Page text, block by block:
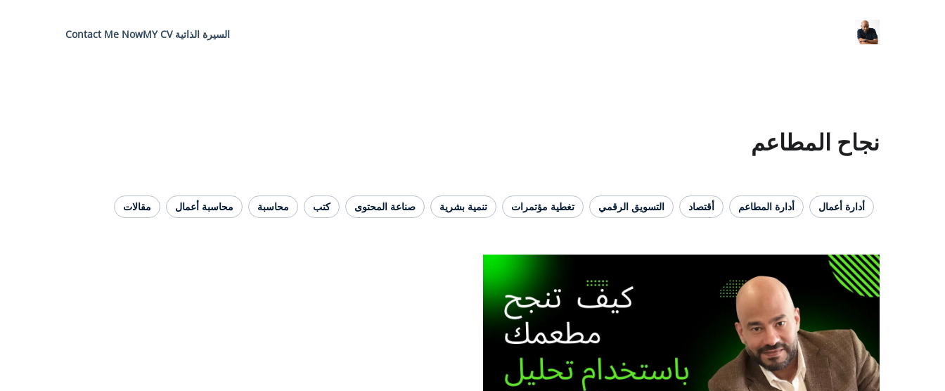
السيرة الذاتية MY CV Contact Me Now
نجاح المطاعم
أدارة أعمال أدارة المطاعم أقتصاد التسويق الرقمي تغطية مؤتمرات تنمية بشرية صناعة المحتوى كتب محاسبة محاسبة أعمال مقالات